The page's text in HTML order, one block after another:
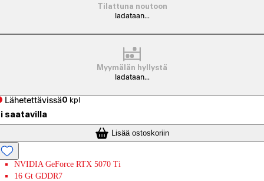
Tilattuna noutoon
ladataan...
Myymälän hyllystä
ladataan...
Lähetettävissä0 kpl
saatavilla
Lisää ostoskoriin
NVIDIA GeForce RTX 5070 Ti
16 Gt GDDR7